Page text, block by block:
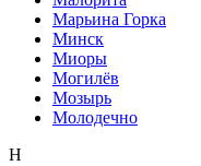
Марьина Горка
Минск
Миоры
Могилёв
Мозырь
Молодечно
Н